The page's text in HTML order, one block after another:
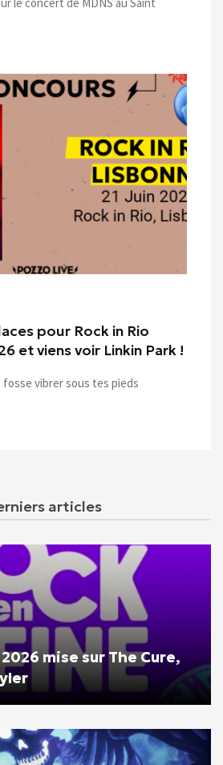
pour Rock in Rio
et viens voir Linkin Park !
fosse vibrer sous tes pieds
articles
mise sur The Cure,